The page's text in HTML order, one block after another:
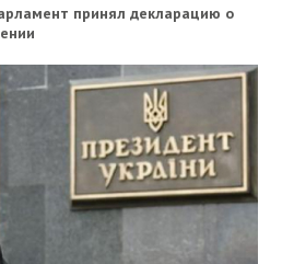
принял декларацию о